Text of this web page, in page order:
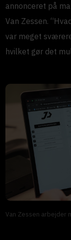
annonceret på
Van Zessen.
var meget
hvilket gør det
Van Zessen arbejder